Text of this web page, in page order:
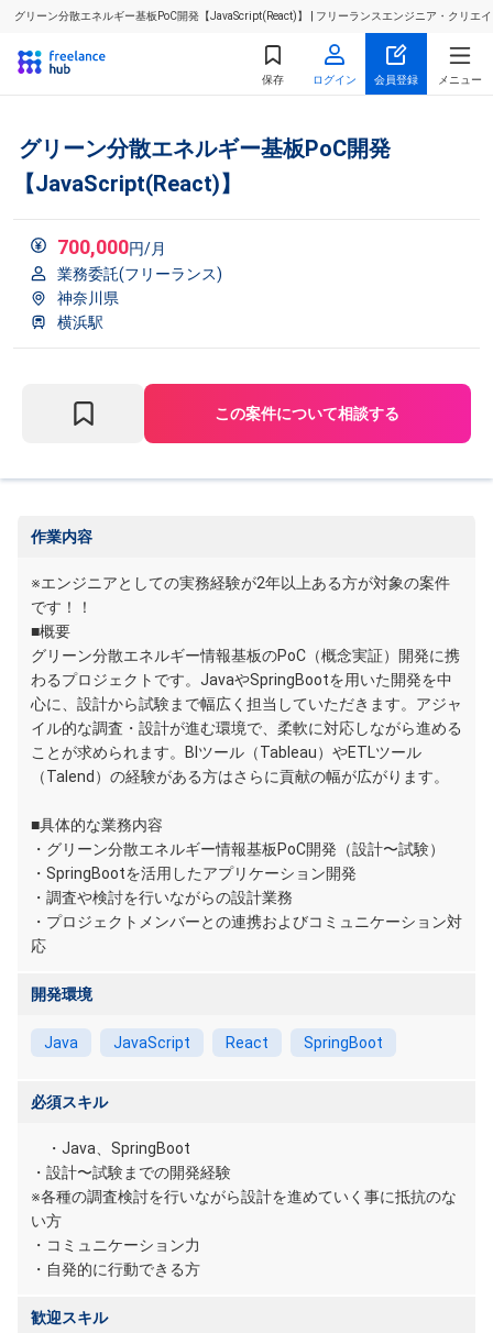
グリーン分散エネルギー基板PoC開発【JavaScript(React)】 | フリーランスエンジニア・クリエ
保存 ログイン 会員登録 メニュー
グリーン分散エネルギー基板PoC開発
【JavaScript(React)】
700,000円/月
業務委託(フリーランス)
神奈川県
横浜駅
この案件について相談する
作業内容
※エンジニアとしての実務経験が2年以上ある方が対象の案件
です！！
■概要
グリーン分散エネルギー情報基板のPoC（概念実証）開発に携
わるプロジェクトです。JavaやSpringBootを用いた開発を中
心に、設計から試験まで幅広く担当していただきます。アジャ
イル的な調査・設計が進む環境で、柔軟に対応しながら進める
ことが求められます。BIツール（Tableau）やETLツール
（Talend）の経験がある方はさらに貢献の幅が広がります。
■具体的な業務内容
・グリーン分散エネルギー情報基板PoC開発（設計〜試験）
・SpringBootを活用したアプリケーション開発
・調査や検討を行いながらの設計業務
・プロジェクトメンバーとの連携およびコミュニケーション対
応
開発環境
Java JavaScript React SpringBoot
必須スキル
・Java、SpringBoot
・設計〜試験までの開発経験
※各種の調査検討を行いながら設計を進めていく事に抵抗のな
い方
・コミュニケーション力
・自発的に行動できる方
歓迎スキル